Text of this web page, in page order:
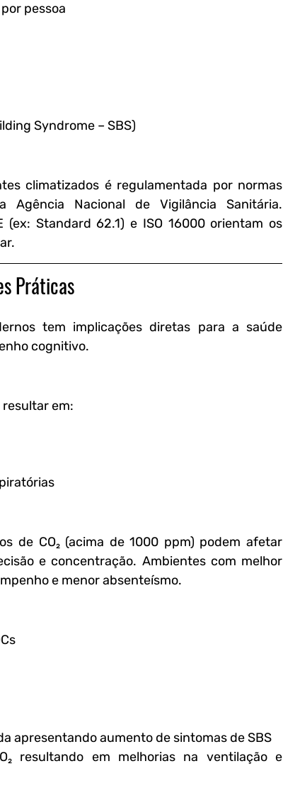
pessoa
Syndrome – SBS)
climatizados é regulamentada por normas
Nacional de Vigilância Sanitária.
(ex: Standard 62.1) e ISO 16000 orientam os
Práticas
tem implicações diretas para a saúde
cognitivo.
resultar em:
de CO₂ (acima de 1000 ppm) podem afetar
e concentração. Ambientes com melhor
e menor absenteísmo.
apresentando aumento de sintomas de SBS
resultando em melhorias na ventilação e